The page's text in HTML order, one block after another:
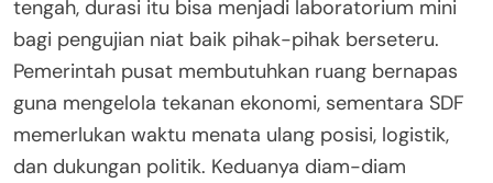
tengah, durasi itu bisa menjadi laboratorium mini
bagi pengujian niat baik pihak-pihak berseteru.
Pemerintah pusat membutuhkan ruang bernapas
guna mengelola tekanan ekonomi, sementara SDF
memerlukan waktu menata ulang posisi, logistik,
dan dukungan politik. Keduanya diam-diam